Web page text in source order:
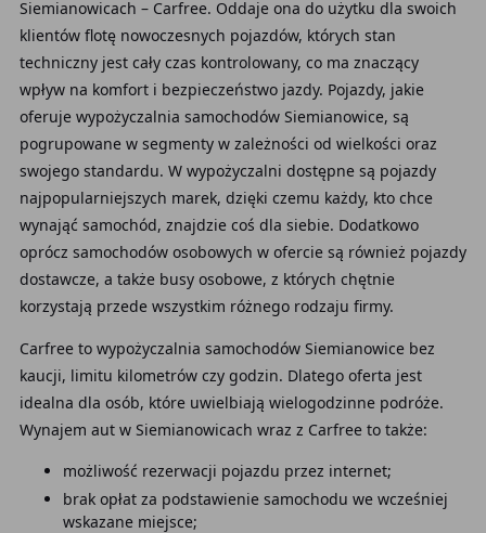
Siemianowicach – Carfree. Oddaje ona do użytku dla swoich
klientów flotę nowoczesnych pojazdów, których stan
techniczny jest cały czas kontrolowany, co ma znaczący
wpływ na komfort i bezpieczeństwo jazdy. Pojazdy, jakie
oferuje wypożyczalnia samochodów Siemianowice, są
pogrupowane w segmenty w zależności od wielkości oraz
swojego standardu. W wypożyczalni dostępne są pojazdy
najpopularniejszych marek, dzięki czemu każdy, kto chce
wynająć samochód, znajdzie coś dla siebie. Dodatkowo
oprócz samochodów osobowych w ofercie są również pojazdy
dostawcze, a także busy osobowe, z których chętnie
korzystają przede wszystkim różnego rodzaju firmy.
Carfree to wypożyczalnia samochodów Siemianowice bez
kaucji, limitu kilometrów czy godzin. Dlatego oferta jest
idealna dla osób, które uwielbiają wielogodzinne podróże.
Wynajem aut w Siemianowicach wraz z Carfree to także:
możliwość rezerwacji pojazdu przez internet;
brak opłat za podstawienie samochodu we wcześniej
wskazane miejsce;